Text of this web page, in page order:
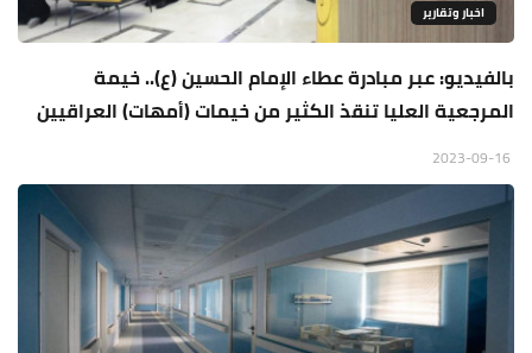
اخبار وتقارير
بالفيديو: عبر مبادرة عطاء الإمام الحسين (ع).. خيمة
المرجعية العليا تنقذ الكثير من خيمات (أمهات) العراقيين